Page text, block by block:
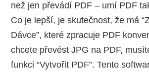
než jen převádí PDF – umí PDF
Co je lepší, je skutečnost, že má
Dávce”, které zpracuje PDF
chcete převést JPG na PDF,
funkci “Vytvořit PDF”. Tento